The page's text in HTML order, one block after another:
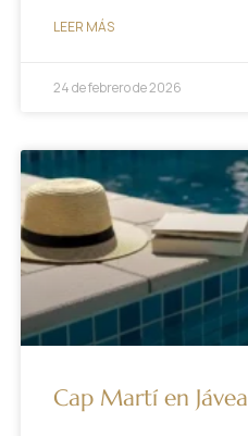
LEER MÁS
24 de febrero de 2026
Cap Martí en Jávea